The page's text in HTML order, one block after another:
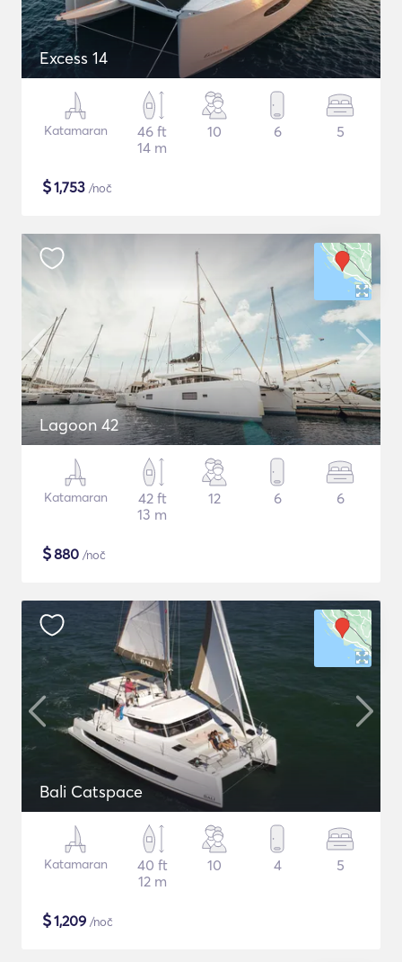
Excess 14
Katamaran
46 ft
14 m
10 6 5
$1,753 /noč
Lagoon 42
Katamaran
42 ft
13 m
12 6 6
$880 /noč
Bali Catspace
Katamaran
40 ft
12 m
10 4 5
$1,209 /noč